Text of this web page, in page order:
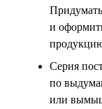
и
Серия
по
или